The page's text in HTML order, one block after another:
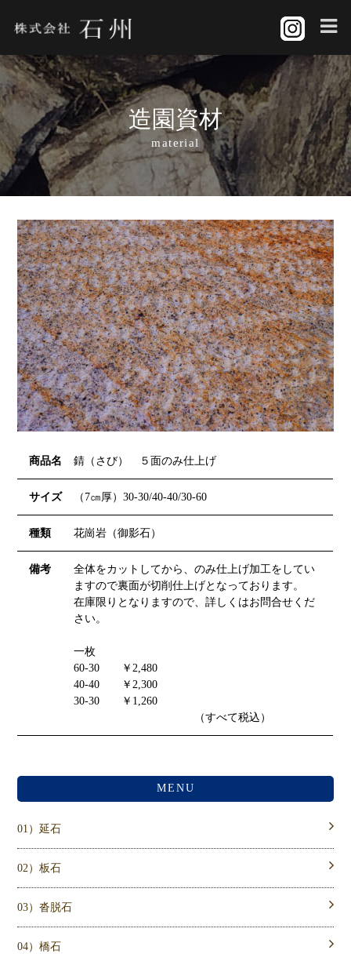
造園資材
material
商品名 錆（さび） ５面のみ仕上げ
サイズ （7㎝厚）30-30/40-40/30-60
種類 花崗岩（御影石）
備考
全体をカットしてから、のみ仕上げ加工をしてい
ますので裏面が切削仕上げとなっております。
在庫限りとなりますので、詳しくはお問合せくだ
さい。
一枚
60-30 ￥2,480
40-40 ￥2,300
30-30 ￥1,260
（すべて税込）
MENU
01）延石
02）板石
03）沓脱石
04）橋石